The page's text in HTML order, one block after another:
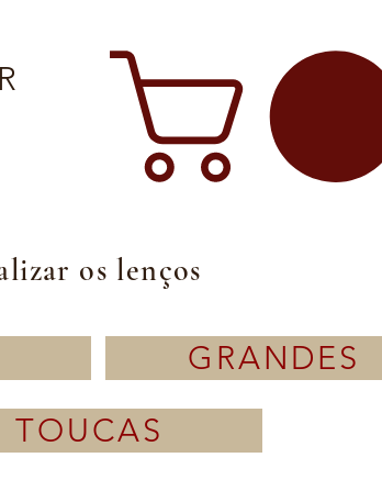
os lenços
GRANDES
TOUCAS